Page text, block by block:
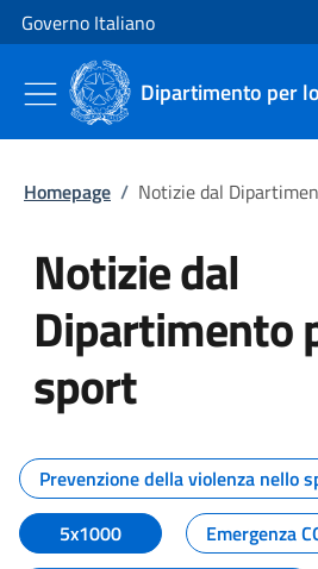
Vai al contenuto
Vai alla navigazione del sito
Governo Italiano
Dipartimento per
Homepage / Notizie dal
Notizie dal
Dipartimento
sport
Tutti i contenuti
Prevenzione della violenza nello
5x1000
Emergenza